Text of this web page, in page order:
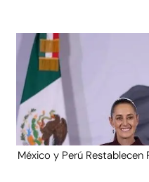
México y Perú